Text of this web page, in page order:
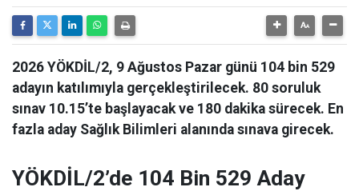
2026 YÖKDİL/2, 9 Ağustos Pazar günü 104 bin 529
adayın katılımıyla gerçekleştirilecek. 80 soruluk
sınav 10.15’te başlayacak ve 180 dakika sürecek. En
fazla aday Sağlık Bilimleri alanında sınava girecek.
YÖKDİL/2’de 104 Bin 529 Aday